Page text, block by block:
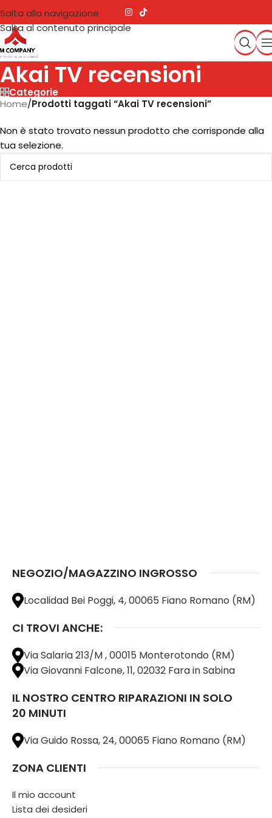
Salta alla navigazione
Salta al contenuto principale
Akai TV recensioni
Categorie
Home/Prodotti taggati “Akai TV recensioni”
Non è stato trovato nessun prodotto che corrisponde alla
tua selezione.
NEGOZIO/MAGAZZINO INGROSSO
Localidad Bei Poggi, 4, 00065 Fiano Romano (RM)
CI TROVI ANCHE:
Via Salaria 213/M , 00015 Monterotondo (RM)
Via Giovanni Falcone, 11, 02032 Fara in Sabina
IL NOSTRO CENTRO RIPARAZIONI IN SOLO
20 MINUTI
Via Guido Rossa, 24, 00065 Fiano Romano (RM)
ZONA CLIENTI
Il mio account
Lista dei desideri